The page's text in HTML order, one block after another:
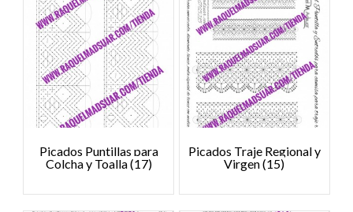
Picados Puntillas para
Colcha y Toalla(17)
Picados Traje Regional y
Virgen(15)